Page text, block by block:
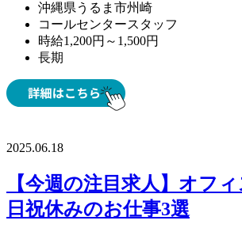
沖縄県うるま市州崎
コールセンタースタッフ
時給1,200円～1,500円
長期
2025.06.18
【今週の注目求人】オフ
日祝休みのお仕事3選